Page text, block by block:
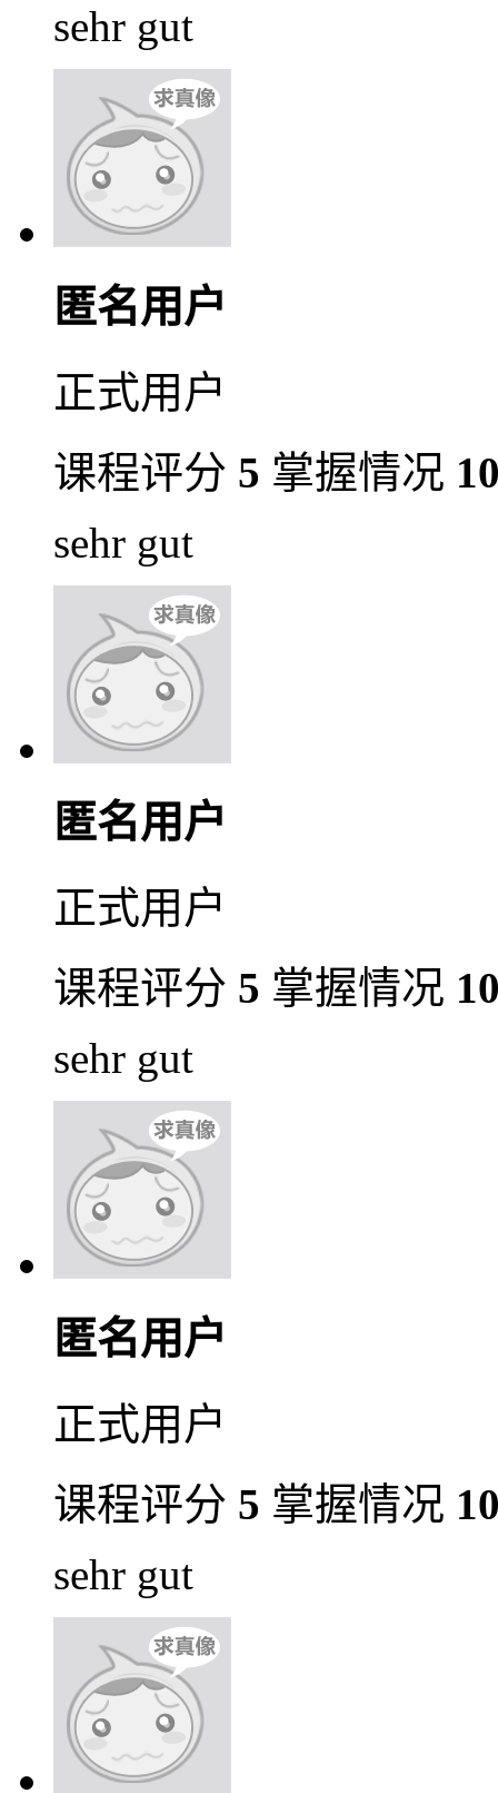
sehr gut
匿名用户
正式用户
课程评分 5 掌握情况
sehr gut
匿名用户
正式用户
课程评分 5 掌握情况
sehr gut
匿名用户
正式用户
课程评分 5 掌握情况
sehr gut